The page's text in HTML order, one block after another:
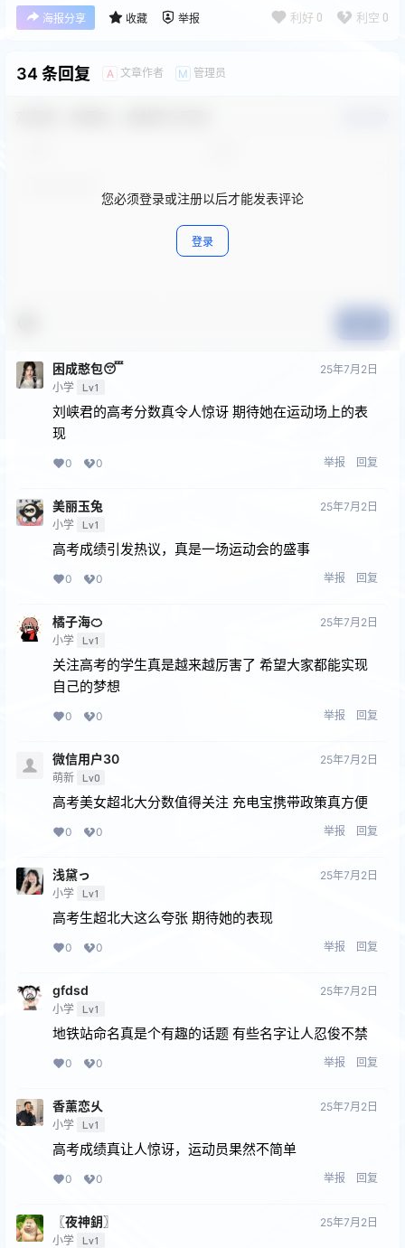
海报分享 收藏 举报 利好 0 利空 0
34 条回复 A 文章作者 M 管理员
您必须登录或注册以后才能发表评论
登录
困成憨包😴
小学 Lv1
25年7月2日
刘峡君的高考分数真令人惊讶 期待她在运动场上的表
现
0 0 举报 回复
美丽玉兔
小学 Lv1
25年7月2日
高考成绩引发热议，真是一场运动会的盛事
0 0 举报 回复
橘子海🍊
小学 Lv1
25年7月2日
关注高考的学生真是越来越厉害了 希望大家都能实现
自己的梦想
0 0 举报 回复
微信用户30
萌新 Lv0
25年7月2日
高考美女超北大分数值得关注 充电宝携带政策真方便
0 0 举报 回复
浅黛っ
小学 Lv1
25年7月2日
高考生超北大这么夸张 期待她的表现
0 0 举报 回复
gfdsd
小学 Lv1
25年7月2日
地铁站命名真是个有趣的话题 有些名字让人忍俊不禁
0 0 举报 回复
香薰恋乆
小学 Lv1
25年7月2日
高考成绩真让人惊讶，运动员果然不简单
0 0 举报 回复
〖夜神鈅〗
小学 Lv1
25年7月2日